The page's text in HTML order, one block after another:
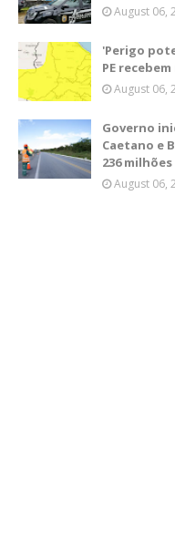
August 06,
'Perigo
PE
August 06,
Governo
Caetano e
236 milhões
August 06,